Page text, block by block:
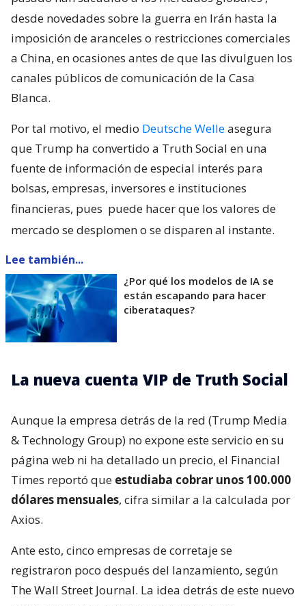
desde novedades sobre la guerra en Irán hasta la
imposición de aranceles o restricciones comerciales
a China, en ocasiones antes de que las divulguen los
canales públicos de comunicación de la Casa
Blanca.
Por tal motivo, el medio Deutsche Welleasegura
que Trump ha convertido a Truth Social en una
fuente de información de especial interés para
bolsas, empresas, inversores e instituciones
financieras, pues puede hacer que los valores de
mercado se desplomen o se disparen al instante.
Lee también...
¿Por qué los modelos de IA se
están escapando para hacer
ciberataques?
La nueva cuenta VIP de Truth Social
Aunque la empresa detrás de la red (Trump Media
& Technology Group) no expone este servicio en su
página web ni ha detallado un precio, el Financial
Times reportó que estudiaba cobrar unos 100.000
dólares mensuales, cifra similar a la calculada por
Axios.
Ante esto, cinco empresas de corretaje se
registraron poco después del lanzamiento, según
The Wall Street Journal. La idea detrás de este nuevo